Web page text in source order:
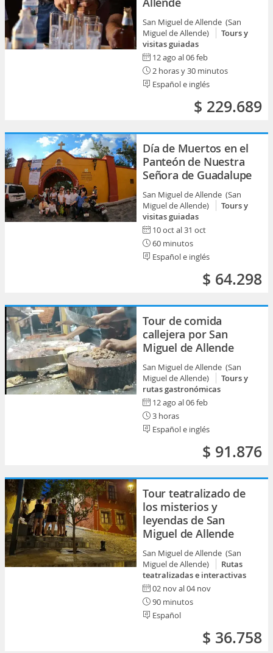
San Miguel de Allende (San
Miguel de Allende)
Tours y
visitas guiadas
12 ago al 06 feb
2 horas y 30 minutos
Español e inglés
$ 229.689
Día de Muertos en el
Panteón de Nuestra
Señora de Guadalupe
San Miguel de Allende (San
Miguel de Allende)
Tours y
visitas guiadas
10 oct al 31 oct
60 minutos
Español e inglés
$ 64.298
Tour de comida
callejera por San
Miguel de Allende
San Miguel de Allende (San
Miguel de Allende)
Tours y
rutas gastronómicas
12 ago al 06 feb
3 horas
Español e inglés
$ 91.876
Tour teatralizado de
los misterios y
leyendas de San
Miguel de Allende
San Miguel de Allende (San
Miguel de Allende)
Rutas
teatralizadas e interactivas
02 nov al 04 nov
90 minutos
Español
$ 36.758